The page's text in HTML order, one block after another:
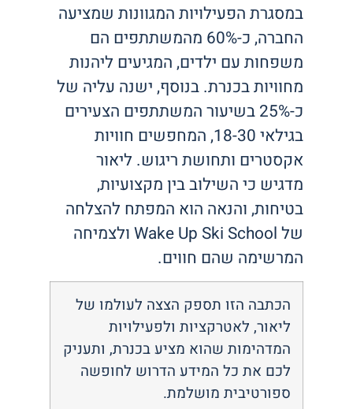
במסגרת הפעילויות המגוונות שמציעה
החברה, כ-60% מהמשתתפים הם
משפחות עם ילדים, המגיעים ליהנות
מחוויות בכנרת. בנוסף, ישנה עליה של
כ-25% בשיעור המשתתפים הצעירים
בגילאי 18-30, המחפשים חוויות
אקסטרים ותחושת ריגוש. ליאור
מדגיש כי השילוב בין מקצועיות,
בטיחות, והנאה הוא המפתח להצלחה
של Wake Up Ski School ולצמיחה
המרשימה שהם חווים.
הכתבה הזו תספק הצצה לעולמו של
ליאור, לאטרקציות ולפעילויות
המדהימות שהוא מציע בכנרת, ותעניק
לכם את כל המידע הדרוש לחופשה
ספורטיבית מושלמת.